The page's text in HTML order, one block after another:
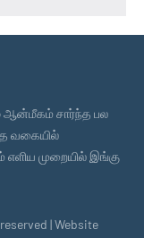
ஆன்மீகம் சார்ந்த பல
வகையில்
முறையில் இங்கு
| Website